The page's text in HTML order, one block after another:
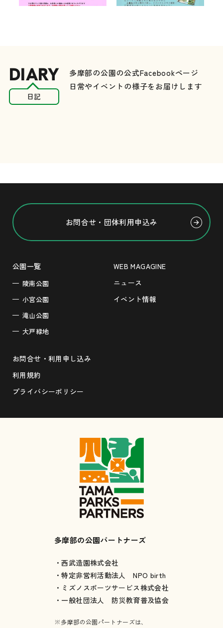
DIARY
日記
多摩部の公園の公式Facebookページ
日常やイベントの様子をお届けします
お問合せ・団体利用申込み
公園一覧
陵南公園
小宮公園
滝山公園
大戸緑地
WEB MAGAGINE
ニュース
イベント情報
お問合せ・利用申し込み
利用規約
プライバシーポリシー
多摩部の公園パートナーズ
・西武造園株式会社
・特定非営利活動法人 NPO birth
・ミズノスポーツサービス株式会社
・一般社団法人 防災教育普及協会
※多摩部の公園パートナーズは、